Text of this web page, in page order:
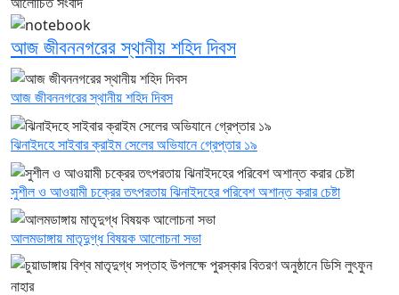
আজ জীবননগরের স্থানীয় শহিদ দিবস
আজ জীবননগরের স্থানীয় শহিদ দিবস
ঝিনাইদহে সাইবার ক্রাইম সেলের অভিযানে গ্রেপ্তার ১৯
সুশীল ও আওয়ামী চক্রের তৎপরতায় ঝিনাইদহের পরিবেশ অশান্ত করার চেষ্টা
আলমডাঙ্গায় মাতৃদুগ্ধ বিষয়ক আলোচনা সভা